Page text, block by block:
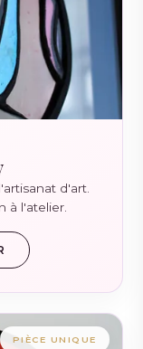
d'art.
à l'atelier.
PIÈCE UNIQUE